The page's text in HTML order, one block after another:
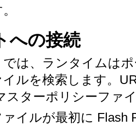
への接続
は、ランタイムは
イルを検索します。
スターポリシーファ
イルが最初に Flash